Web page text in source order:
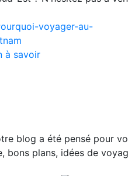
à savoir
blog a été pensé pour
plans, idées de